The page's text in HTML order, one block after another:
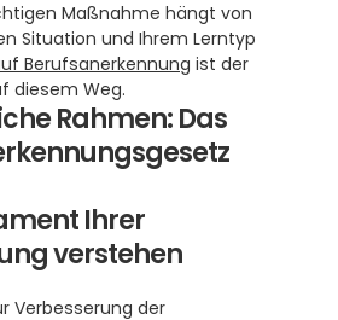
Maßnahme hängt von
Situation und Ihrem Lerntyp
Berufsanerkennung ist der
diesem Weg.
Rahmen: Das
Ihrer
verstehen